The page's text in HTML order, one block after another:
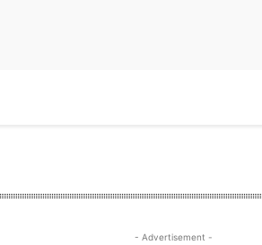
- Advertisement -